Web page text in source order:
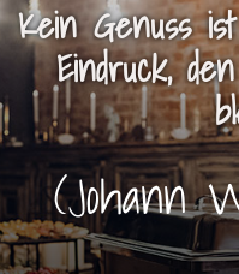
Kein Genuss
Eindruck,
(Johann